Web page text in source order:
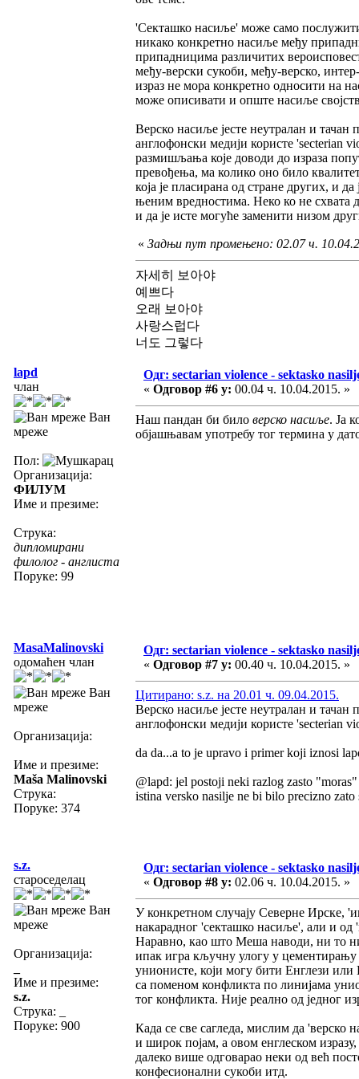
'Секташко насиље' може само
никако конкретно насиље међу
припадницима различитих
међу-верски сукоби, међу-верско,
израз не мора конкретно односити на
може описивати и опште насиље
Верско насиље јесте неутралан и тачан
англофонски медији користе 'secterian
размишљања које доводи до израза
превођења, ма колико оно било
која је пласирана од стране других, и
њеним вредностима. Неко ко не схвата
и да је исте могуће заменити низом
« Задњи пут промењено: 02.07 ч.
자세히 보아야
예쁘다
오래 보아야
사랑스럽다
너도 그렇다
lapd
члан
Ван
мреже
Пол:
Организација:
ФИЛУМ
Име и презиме:
Струка:
дипломирани
филолог - англиста
Поруке: 99
Одг: sectarian violence - sektasko
« Одговор #6 у: 00.04 ч. 10.04.2015. »
Наш пандан би било верско насиље. Ја
објашњавам употребу тог термина у
MasaMalinovski
одомаћен члан
Ван
мреже
Организација:
Име и презиме:
Maša Malinovski
Струка:
Поруке: 374
Одг: sectarian violence - sektasko
« Одговор #7 у: 00.40 ч. 10.04.2015. »
Цитирано: s.z. на 20.01 ч. 09.04.2015.
Верско насиље јесте неутралан и тачан
англофонски медији користе 'secterian
da da...a to je upravo i primer koji iznosi
@lapd: jel postoji neki razlog zasto
istina versko nasilje ne bi bilo precizno
s.z.
староседелац
Ван
мреже
Организација:
Име и презиме:
s.z.
Струка:
Поруке: 900
Одг: sectarian violence - sektasko
« Одговор #8 у: 02.06 ч. 10.04.2015. »
У конкретном случају Северне Ирске,
накарадног 'секташко насиље', али и од
Наравно, као што Меша наводи, ни то
ипак игра кључну улогу у цементирању
унионисте, који могу бити Енглези или
са поменом конфликта по линијама
тог конфликта. Није реално од једног
Када се све сагледа, мислим да 'верско
и широк појам, а овом енглеском
далеко више одговарао неки од већ
конфесионални сукоби итд.